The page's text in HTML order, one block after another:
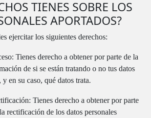
TIENES SOBRE LOS
APORTADOS?
ejercitar los siguientes derechos:
Tienes derecho a obtener por parte de la
de si se están tratando o no tus datos
y en su caso, qué datos trata.
Tienes derecho a obtener por parte
rectificación de los datos personales